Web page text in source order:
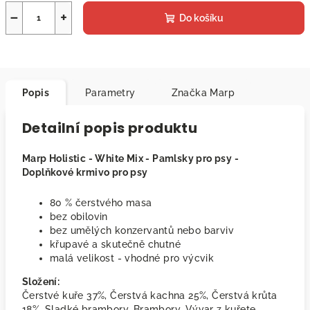
+
− Do košíku
Popis Parametry Značka Marp
Detailní popis produktu
Marp Holistic - White Mix - Pamlsky pro psy -
Doplňkové krmivo pro psy
80 % čerstvého masa
bez obilovin
bez umělých konzervantů nebo barviv
křupavé a skutečně chutné
malá velikost - vhodné pro výcvik
Složení:
Čerstvé kuře 37%, Čerstvá kachna 25%, Čerstvá krůta